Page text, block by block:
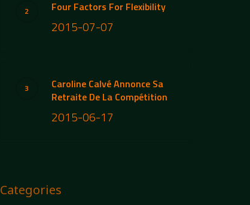
Four Factors For Flexibility
2015-07-07
Caroline Calvé Annonce Sa
Retraite De La Compétition
2015-06-17
Categories